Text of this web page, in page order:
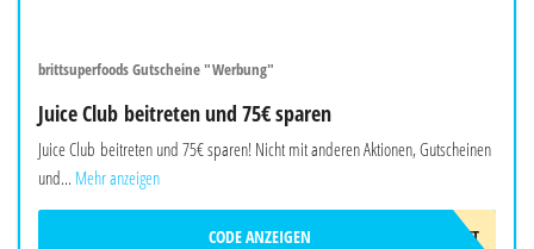
brittsuperfoods Gutscheine "Werbung"
Juice Club beitreten und 75€ sparen
Juice Club beitreten und 75€ sparen! Nicht mit anderen Aktionen, Gutscheinen
und... Mehr anzeigen
75€RABATT
CODE ANZEIGEN